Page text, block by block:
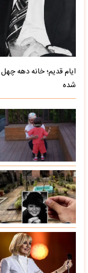
ایام قدیم؛ خانه دهه
شده